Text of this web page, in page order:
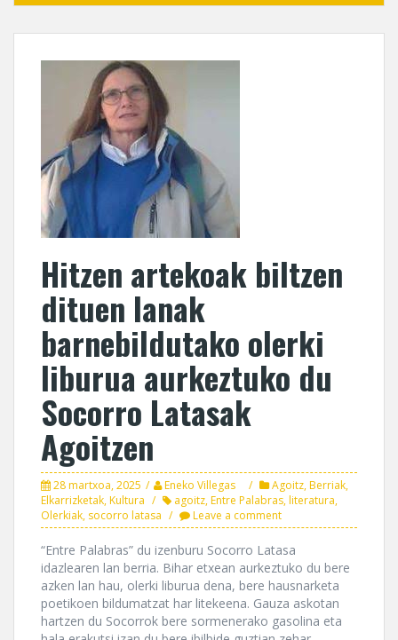
Hitzen artekoak biltzen
dituen lanak
barnebildutako olerki
liburua aurkeztuko du
Socorro Latasak
Agoitzen
28 martxoa, 2025 Eneko Villegas Agoitz,Berriak,
Elkarrizketak,Kultura agoitz,Entre Palabras,literatura,
Olerkiak, socorro latasa Leave a comment
“Entre Palabras” du izenburu Socorro Latasa
idazlearen lan berria. Bihar etxean aurkeztuko du bere
azken lan hau, olerki liburua dena, bere hausnarketa
poetikoen bildumatzat har litekeena. Gauza askotan
hartzen du Socorrok bere sormenerako gasolina eta